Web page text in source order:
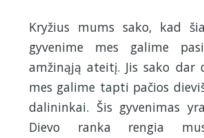
Kryžius mums sako, kad
gyvenime mes galime
amžinąją ateitį. Jis sako
mes galime tapti pačios
dalininkai. Šis gyvenimas
Dievo ranka rengia